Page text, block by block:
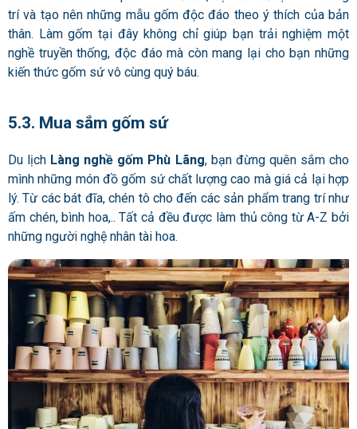
trí và tạo nên những mẫu gốm độc đáo theo ý thích của bản
thân. Làm gốm tại đây không chỉ giúp bạn trải nghiệm một
nghề truyền thống, độc đáo mà còn mang lại cho bạn những
kiến thức gốm sứ vô cùng quý báu.
5.3. Mua sắm gốm sứ
Du lịch Làng nghề gốm Phù Lãng, bạn đừng quên sắm cho
mình những món đồ gốm sứ chất lượng cao mà giá cả lại hợp
lý. Từ các bát đĩa, chén tô cho đến các sản phẩm trang trí như
ấm chén, bình hoa,.. Tất cả đều được làm thủ công từ A-Z bởi
những người nghệ nhân tài hoa.